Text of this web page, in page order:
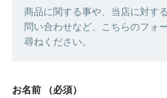
商品に関する事や、当店に対す
問い合わせなど、こちらのフォ
尋ねください。
お名前 （必須）